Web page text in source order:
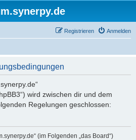
Anmelden
Registrieren
wird zwischen dir und dem
Regelungen geschlossen:
(im Folgenden „das Board“)